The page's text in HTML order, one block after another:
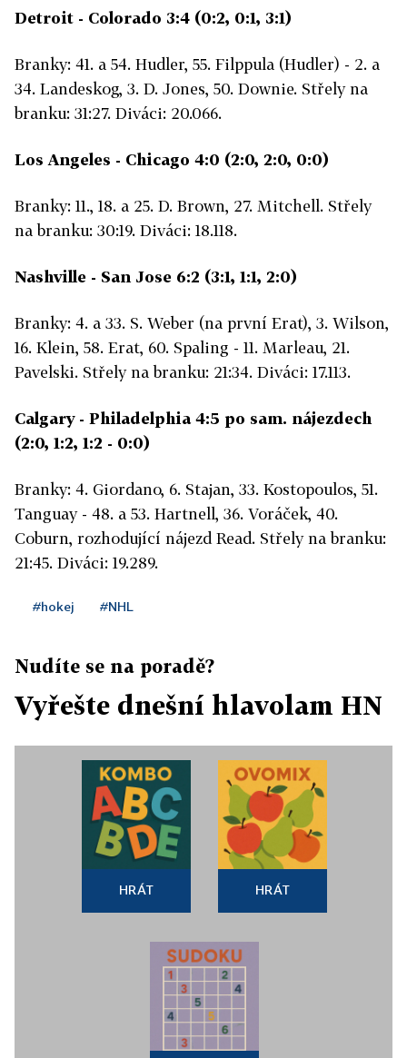
Detroit - Colorado 3:4 (0:2, 0:1, 3:1)
Branky: 41. a 54. Hudler, 55. Filppula (Hudler) - 2. a
34. Landeskog, 3. D. Jones, 50. Downie. Střely na
branku: 31:27. Diváci: 20.066.
Los Angeles - Chicago 4:0 (2:0, 2:0, 0:0)
Branky: 11., 18. a 25. D. Brown, 27. Mitchell. Střely
na branku: 30:19. Diváci: 18.118.
Nashville - San Jose 6:2 (3:1, 1:1, 2:0)
Branky: 4. a 33. S. Weber (na první Erat), 3. Wilson,
16. Klein, 58. Erat, 60. Spaling - 11. Marleau, 21.
Pavelski. Střely na branku: 21:34. Diváci: 17.113.
Calgary - Philadelphia 4:5 po sam. nájezdech
(2:0, 1:2, 1:2 - 0:0)
Branky: 4. Giordano, 6. Stajan, 33. Kostopoulos, 51.
Tanguay - 48. a 53. Hartnell, 36. Voráček, 40.
Coburn, rozhodující nájezd Read. Střely na branku:
21:45. Diváci: 19.289.
#hokej #NHL
Nudíte se na poradě?
Vyřešte dnešní hlavolam HN
HRÁT HRÁT